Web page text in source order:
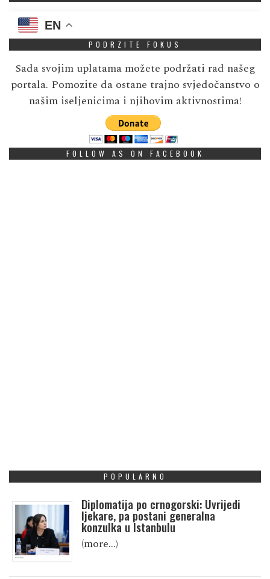
EN
PODRZITE FOKUS
Sada svojim uplatama možete podržati rad našeg
portala. Pomozite da ostane trajno svjedočanstvo o
našim iseljenicima i njihovim aktivnostima!
FOLLOW AS ON FACEBOOK
POPULARNO
Diplomatija po crnogorski: Uvrijedi
ljekare, pa postani generalna
konzulka u Istanbulu
(more…)